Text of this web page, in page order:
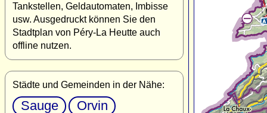
Tankstellen, Geldautomaten, Imbisse
usw. Ausgedruckt können Sie den
Stadtplan von Péry-La Heutte auch
offline nutzen.
Städte und Gemeinden in der Nähe:
Sauge
Orvin